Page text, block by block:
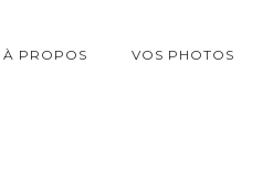
À PROPOS VOS PHOTOS